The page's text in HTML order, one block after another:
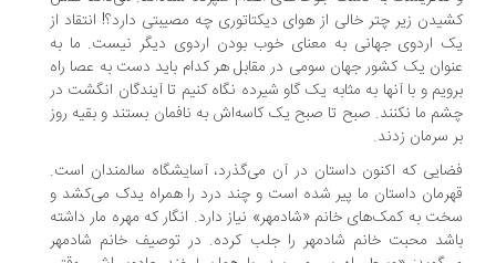
زیر چتر خالی از هوای دیکتاتوری چه مصیبتی دارد؟! انتقاد از
اردوی جهانی به معنای خوب بودن اردوی دیگر نیست. ما به
یک کشور جهان سومی در مقابل هر کدام باید دست به عصا راه
و با آنها به مثابه یک گاو شیرده نگاه کنیم تا آیندگان انگشت در
ما نکنند. صبح تا صبح یک کاسه‌اش به نافمان بستند و بقیه روز
سرمان زدند.
که اکنون داستان در آن می‌گذرد، آسایشگاه سالمندان است.
داستان ما پیر شده است و چند درد را همراه یدک می‌کشد و
به کمک‌های خانم «شادمهر» نیاز دارد. انگار که مهره مار داشته
محبت خانم شادمهر را جلب کرده. در توصیف خانم شادمهر